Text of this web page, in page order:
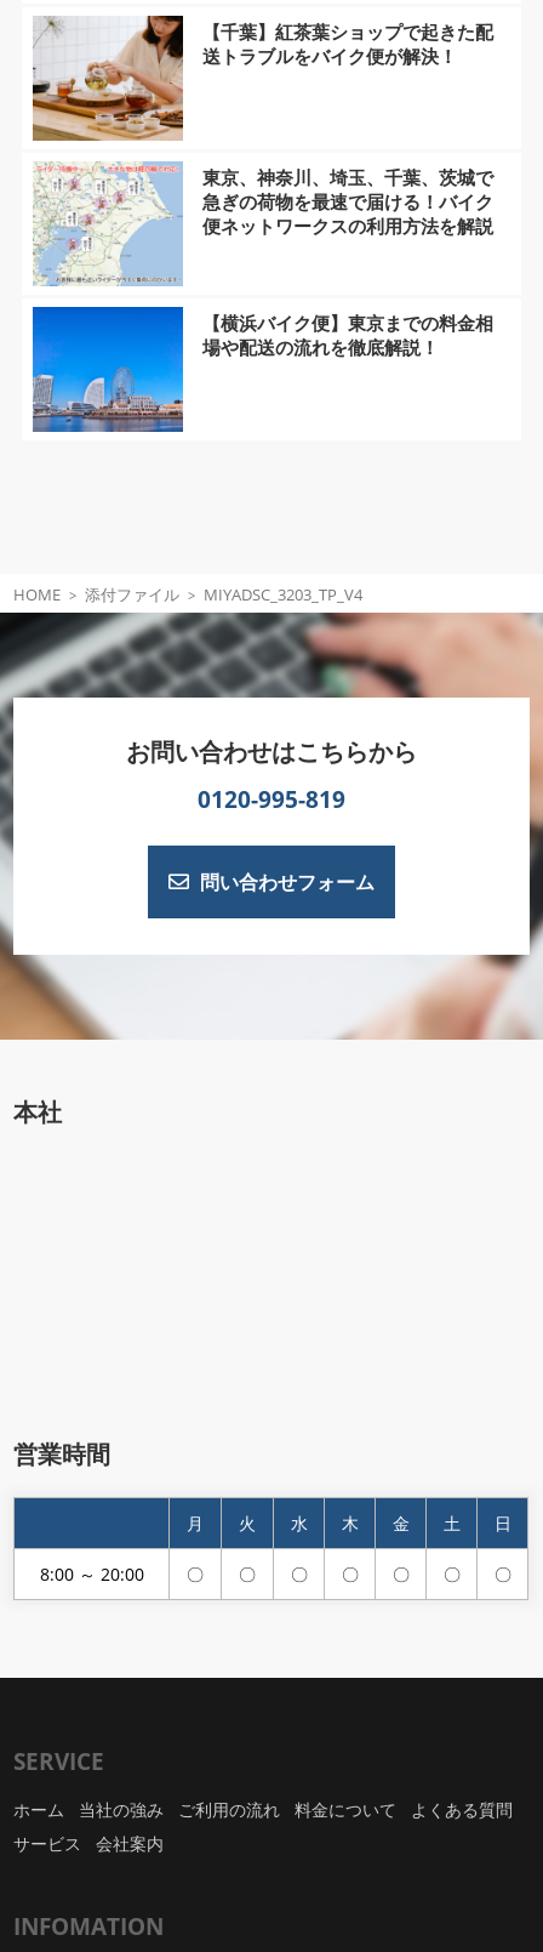
【千葉】紅茶葉ショップで起きた配
送トラブルをバイク便が解決！
東京、神奈川、埼玉、千葉、茨城で
急ぎの荷物を最速で届ける！バイク
便ネットワークスの利用方法を解説
【横浜バイク便】東京までの料金相
場や配送の流れを徹底解説！
HOME 添付ファイル MIYADSC_3203_TP_V4
お問い合わせはこちらから
0120-995-819
問い合わせフォーム
本社
営業時間
月 火 水 木 金 土 日
8:00 ～ 20:00 〇 〇 〇 〇 〇 〇 〇
SERVICE
ホーム 当社の強み ご利用の流れ 料金について
よくある質問
サービス
会社案内
INFOMATION